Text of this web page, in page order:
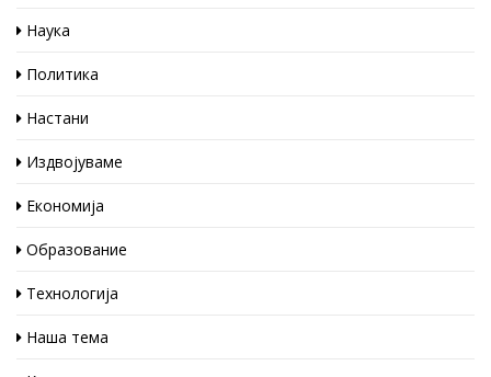
Наука
Политика
Настани
Издвојуваме
Економија
Образование
Технологија
Наша тема